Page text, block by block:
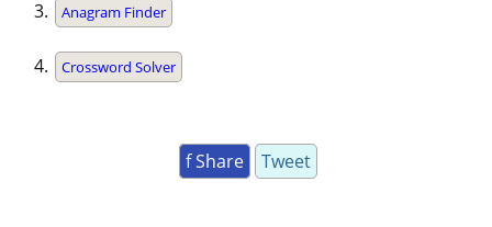
Anagram Finder
Crossword Solver
f Share Tweet